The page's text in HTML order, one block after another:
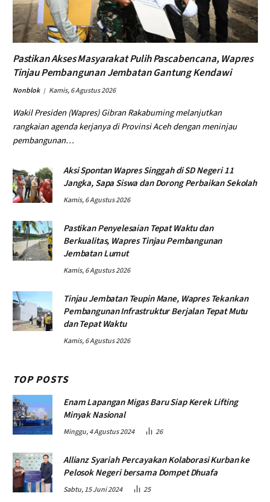
Pastikan Akses Masyarakat Pulih Pascabencana, Wapres
Tinjau Pembangunan Jembatan Gantung Kendawi
Nonblok Kamis, 6 Agustus 2026
Wakil Presiden (Wapres) Gibran Rakabuming melanjutkan
rangkaian agenda kerjanya di Provinsi Aceh dengan meninjau
pembangunan…
Aksi Spontan Wapres Singgah di SD Negeri 11
Jangka, Sapa Siswa dan Dorong Perbaikan Sekolah
Kamis, 6 Agustus 2026
Pastikan Penyelesaian Tepat Waktu dan
Berkualitas, Wapres Tinjau Pembangunan
Jembatan Lumut
Kamis, 6 Agustus 2026
Tinjau Jembatan Teupin Mane, Wapres Tekankan
Pembangunan Infrastruktur Berjalan Tepat Mutu
dan Tepat Waktu
Kamis, 6 Agustus 2026
TOP POSTS
Enam Lapangan Migas Baru Siap Kerek Lifting
Minyak Nasional
Minggu, 4 Agustus 2024 26
Allianz Syariah Percayakan Kolaborasi Kurban ke
Pelosok Negeri bersama Dompet Dhuafa
Sabtu, 15 Juni 2024 25